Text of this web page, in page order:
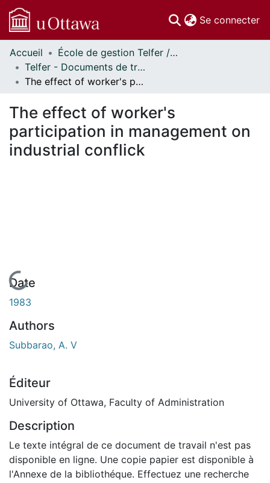
Se connecter
Communautés
et collections
Parcourir
À propos
Accueil
École de gestion Telfer // Telfer School of Management
Telfer - Documents de travail // Telfer - Working Papers
The effect of worker's participation in management on industrial conflick
The effect of worker's
participation in management on
industrial conflick
En cours de chargement...
Date
1983
Authors
Subbarao, A. V
Éditeur
University of Ottawa, Faculty of Administration
Description
Le texte intégral de ce document de travail n'est pas
disponible en ligne. Une copie papier est disponible à
l'Annexe de la bibliothéque. Effectuez une recherche